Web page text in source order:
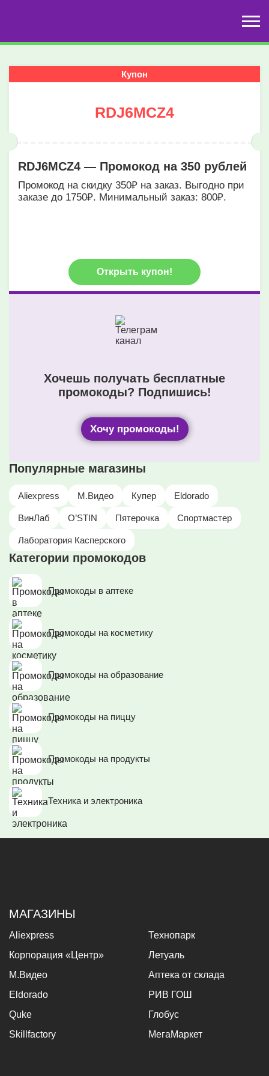
Купон
RDJ6MCZ4
RDJ6MCZ4 — Промокод на 350 рублей
Промокод на скидку 350₽ на заказ. Выгодно при
заказе до 1750₽. Минимальный заказ: 800₽.
Открыть купон!
Хочешь получать бесплатные
промокоды? Подпишись!
Хочу промокоды!
Популярные магазины
Aliexpress М.Видео Купер Eldorado
ВинЛаб O’STIN Пятерочка Спортмастер
Лаборатория Касперского
Категории промокодов
Промокоды в аптеке
Промокоды на косметику
Промокоды на образование
Промокоды на пиццу
Промокоды на продукты
Техника и электроника
МАГАЗИНЫ
Aliexpress
Технопарк
Корпорация «Центр»
Летуаль
М.Видео
Аптека от склада
Eldorado
РИВ ГОШ
Quke
Глобус
Skillfactory
МегаМаркет